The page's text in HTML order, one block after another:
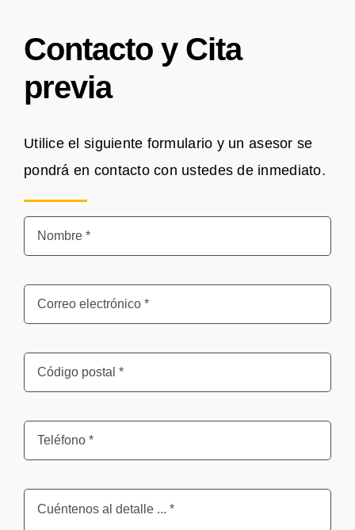
Contacto y Cita
previa
Utilice el siguiente formulario y un asesor se
pondrá en contacto con ustedes de inmediato.